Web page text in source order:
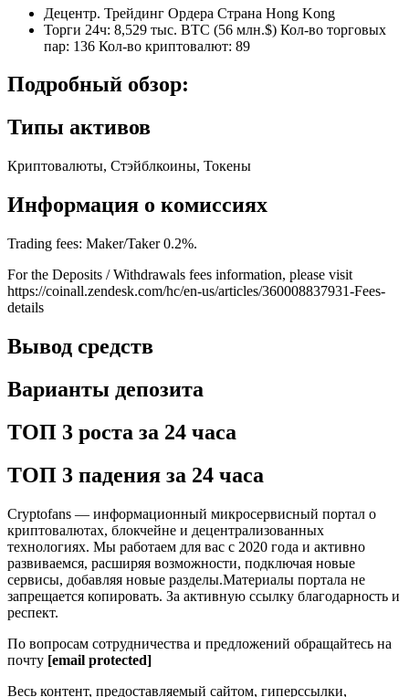
Децентр. Трейдинг Ордера Страна Hong Kong
Торги 24ч: 8,529 тыс. BTC (56 млн.$) Кол-во торговых
пар: 136 Кол-во криптовалют: 89
Подробный обзор:
Типы активов
Криптовалюты, Стэйблкоины, Токены
Информация о комиссиях
Trading fees: Maker/Taker 0.2%.
For the Deposits / Withdrawals fees information, please visit
https://coinall.zendesk.com/hc/en-us/articles/360008837931-Fees-
details
Вывод средств
Варианты депозита
ТОП 3 роста за 24 часа
ТОП 3 падения за 24 часа
Cryptofans — информационный микросервисный портал о
криптовалютах, блокчейне и децентрализованных
технологиях. Мы работаем для вас с 2020 года и активно
развиваемся, расширяя возможности, подключая новые
сервисы, добавляя новые разделы.Материалы портала не
запрещается копировать. За активную ссылку благодарность и
респект.
По вопросам сотрудничества и предложений обращайтесь на
почту [email protected]
Весь контент, предоставляемый сайтом, гиперссылки,